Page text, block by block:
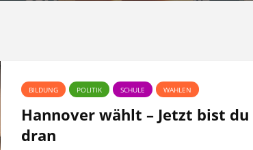
BILDUNG POLITIK SCHULE WAHLEN
Hannover wählt – Jetzt bist du
dran